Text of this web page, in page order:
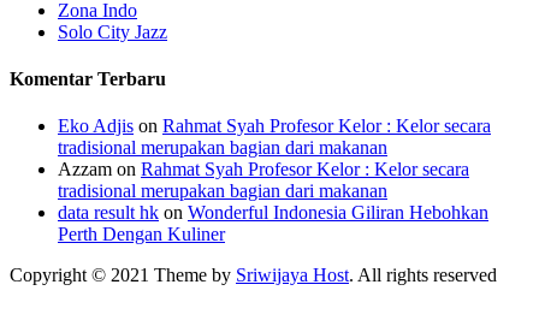
Zona Indo
Solo City Jazz
Komentar Terbaru
Eko Adjis on Rahmat Syah Profesor Kelor : Kelor secara
tradisional merupakan bagian dari makanan
Azzam on Rahmat Syah Profesor Kelor : Kelor secara
tradisional merupakan bagian dari makanan
data result hk on Wonderful Indonesia Giliran Hebohkan
Perth Dengan Kuliner
Copyright © 2021 Theme by Sriwijaya Host. All rights reserved